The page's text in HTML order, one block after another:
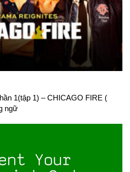
1(tập 1) – CHICAGO FIRE (
ngữ